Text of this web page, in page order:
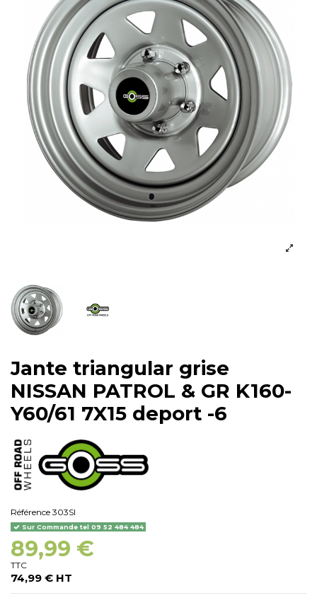
Jante triangular grise
NISSAN PATROL & GR K160-
Y60/61 7X15 deport -6
Référence 303SI
Sur Commande tel 09 52 484 484
89,99 €
TTC
74,99 € HT